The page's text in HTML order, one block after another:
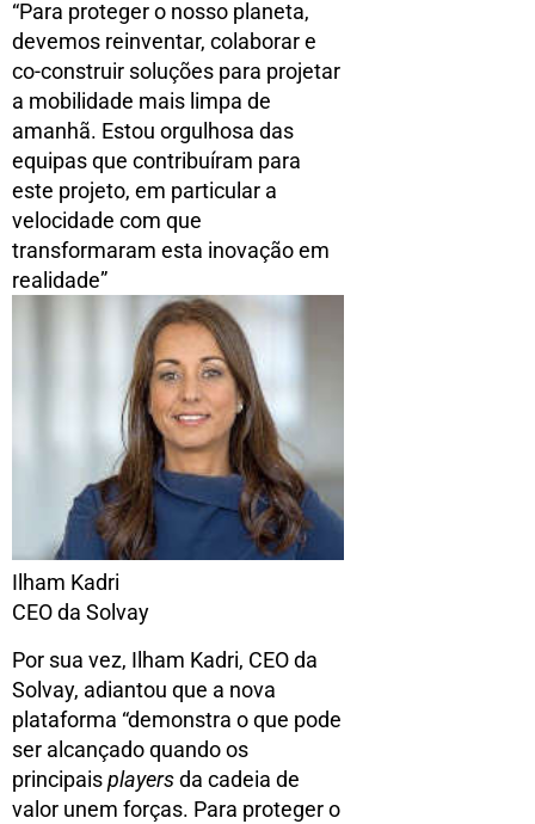
“Para proteger o nosso planeta,
devemos reinventar, colaborar e
co-construir soluções para projetar
a mobilidade mais limpa de
amanhã. Estou orgulhosa das
equipas que contribuíram para
este projeto, em particular a
velocidade com que
transformaram esta inovação em
realidade”
Ilham Kadri
CEO da Solvay
Por sua vez, Ilham Kadri, CEO da
Solvay, adiantou que a nova
plataforma “demonstra o que pode
ser alcançado quando os
principaisplayersda cadeia de
valor unem forças. Para proteger o